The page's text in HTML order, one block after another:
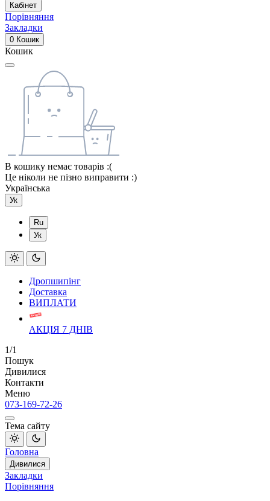
Кабінет
Порівняння
Закладки
0 Кошик
Кошик
В кошику немає товарів :(
Це ніколи не пізно виправити :)
Українська
Ук
Ru
Ук
Дропшипінг
Доставка
ВИПЛАТИ
АКЦІЯ 7 ДНІВ
1/1
Пошук
Дивилися
Контакти
Меню
073-169-72-26
Тема сайту
Головна
Дивилися
Закладки
Порівняння